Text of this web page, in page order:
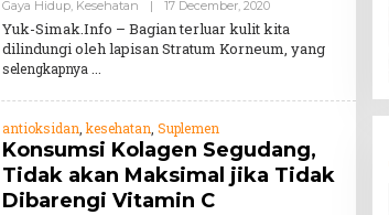
Gaya Hidup, Kesehatan | 17 December, 2020By
August
Yuk-Simak.Info – Bagian terluar kulit kita
dilindungi oleh lapisan Stratum Korneum, yang
selengkapnya
antioksidan,kesehatan, Suplemen
Konsumsi Kolagen Segudang,
Tidak akan Maksimal jika Tidak
Dibarengi Vitamin C